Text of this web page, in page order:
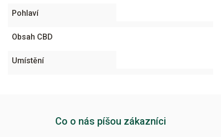
Pohlaví
Obsah CBD
Umístění
Co o nás píšou zákazníci